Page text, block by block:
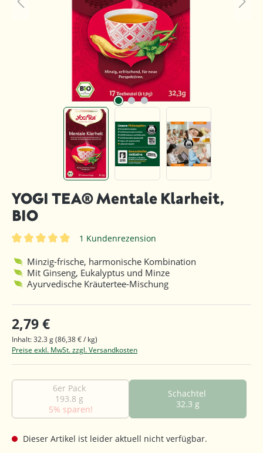
YOGI TEA® Mentale Klarheit,
BIO
1 Kundenrezension
Minzig-frische, harmonische Kombination
Mit Ginseng, Eukalyptus und Minze
Ayurvedische Kräutertee-Mischung
2,79 €
Inhalt:32.3 g(86,38 € / kg)
Preise exkl. MwSt. zzgl. Versandkosten
6er Pack
193.8 g
5% sparen!
Schachtel
32.3 g
Dieser Artikel ist leider aktuell nicht verfügbar.